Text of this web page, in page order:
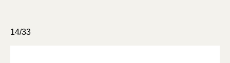
14/33